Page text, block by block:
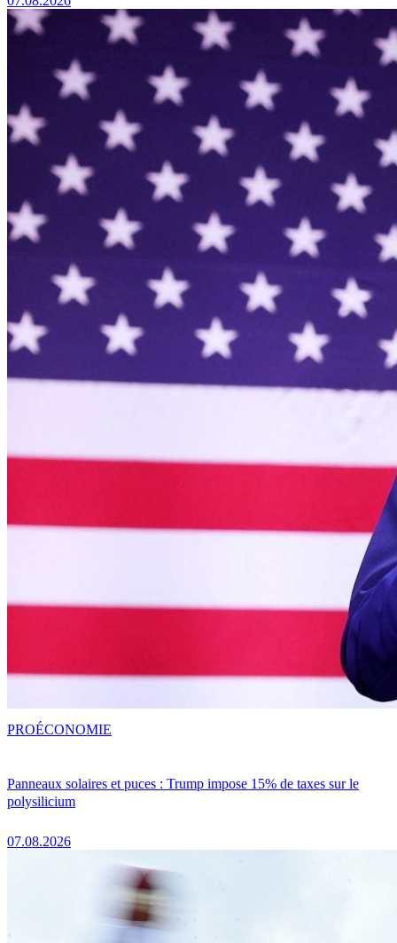
Panneaux solaires et puces : Trump impose 15% de taxes sur le
polysilicium
07.08.2026
PROÉCONOMIE